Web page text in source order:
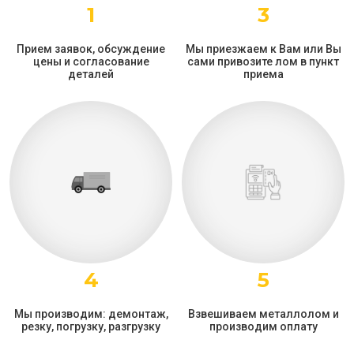
1
Прием заявок, обсуждение
цены и согласование
деталей
3
Мы приезжаем к Вам или Вы
сами привозите лом в пункт
приема
4
Мы производим: демонтаж,
резку, погрузку, разгрузку
5
Взвешиваем металлолом и
производим оплату